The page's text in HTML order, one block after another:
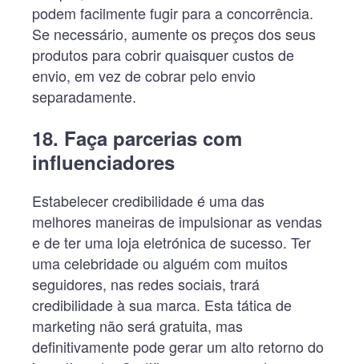
podem facilmente fugir para a concorrência.
Se necessário, aumente os preços dos seus
produtos para cobrir quaisquer custos de
envio, em vez de cobrar pelo envio
separadamente.
18. Faça parcerias com
influenciadores
Estabelecer credibilidade é uma das
melhores maneiras de impulsionar as vendas
e de ter uma loja eletrónica de sucesso. Ter
uma celebridade ou alguém com muitos
seguidores, nas redes sociais, trará
credibilidade à sua marca. Esta tática de
marketing não será gratuita, mas
definitivamente pode gerar um alto retorno do